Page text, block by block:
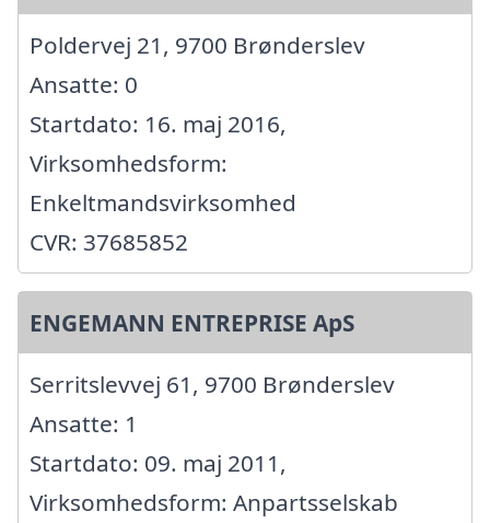
Poldervej 21, 9700 Brønderslev
Ansatte: 0
Startdato: 16. maj 2016,
Virksomhedsform:
Enkeltmandsvirksomhed
CVR: 37685852
ENGEMANN ENTREPRISE ApS
Serritslevvej 61, 9700 Brønderslev
Ansatte: 1
Startdato: 09. maj 2011,
Virksomhedsform: Anpartsselskab